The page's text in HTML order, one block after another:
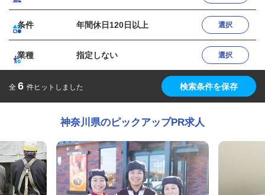
条件 年間休日120日以上 選択
業種 指定しない 選択
全 6 件ヒットしました 検索条件を保存
神奈川県のピックアップPR求人